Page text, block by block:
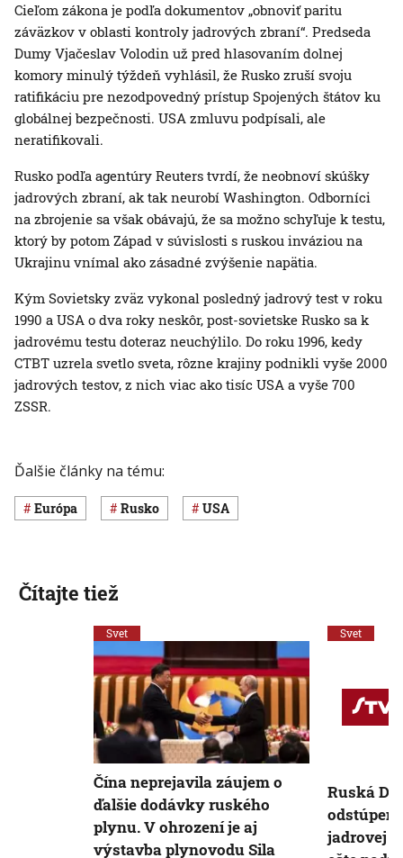
Cieľom zákona je podľa dokumentov „obnoviť paritu
záväzkov v oblasti kontroly jadrových zbraní“. Predseda
Dumy Vjačeslav Volodin už pred hlasovaním dolnej
komory minulý týždeň vyhlásil, že Rusko zruší svoju
ratifikáciu pre nezodpovedný prístup Spojených štátov ku
globálnej bezpečnosti. USA zmluvu podpísali, ale
neratifikovali.
Rusko podľa agentúry Reuters tvrdí, že neobnoví skúšky
jadrových zbraní, ak tak neurobí Washington. Odborníci
na zbrojenie sa však obávajú, že sa možno schyľuje k testu,
ktorý by potom Západ v súvislosti s ruskou inváziou na
Ukrajinu vnímal ako zásadné zvýšenie napätia.
Kým Sovietsky zväz vykonal posledný jadrový test v roku
1990 a USA o dva roky neskôr, post-sovietske Rusko sa k
jadrovému testu doteraz neuchýlilo. Do roku 1996, kedy
CTBT uzrela svetlo sveta, rôzne krajiny podnikli vyše 2000
jadrových testov, z nich viac ako tisíc USA a vyše 700
ZSSR.
Ďalšie články na tému:
Európa Rusko USA
Čítajte tiež
Svet
Čína neprejavila záujem o
ďalšie dodávky ruského
plynu. V ohrození je aj
výstavba plynovodu Sila
Svet
Ruská
jadrovej